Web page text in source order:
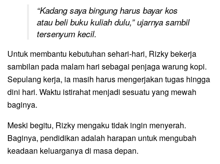
“Kadang saya bingung harus bayar kos
atau beli buku kuliah dulu,” ujarnya sambil
tersenyum kecil.
Untuk membantu kebutuhan sehari-hari, Rizky bekerja
sambilan pada malam hari sebagai penjaga warung kopi.
Sepulang kerja, ia masih harus mengerjakan tugas hingga
dini hari. Waktu istirahat menjadi sesuatu yang mewah
baginya.
Meski begitu, Rizky mengaku tidak ingin menyerah.
Baginya, pendidikan adalah harapan untuk mengubah
keadaan keluarganya di masa depan.